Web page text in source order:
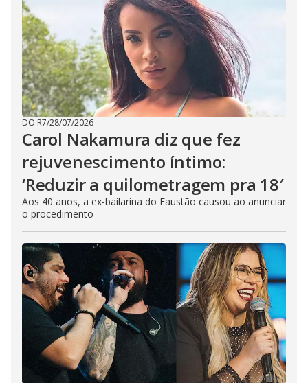
DO R7/28/07/2026
Carol Nakamura diz que fez
rejuvenescimento íntimo:
‘Reduzir a quilometragem pra 18′
Aos 40 anos, a ex-bailarina do Faustão causou ao anunciar
o procedimento